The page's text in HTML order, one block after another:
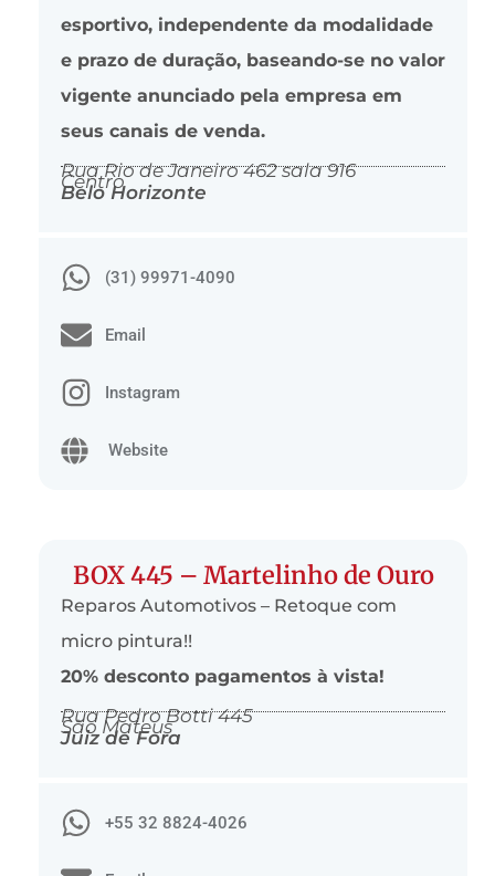
esportivo, independente da modalidade
e prazo de duração, baseando-se no valor
vigente anunciado pela empresa em
seus canais de venda.
Rua Rio de Janeiro 462 sala 916
Centro
Belo Horizonte
(31) 99971-4090
Email
Instagram
Website
BOX 445 – Martelinho de Ouro
Reparos Automotivos – Retoque com
micro pintura!!
20% desconto pagamentos à vista!
Rua Pedro Botti 445
São Mateus
Juiz de Fora
+55 32 8824-4026